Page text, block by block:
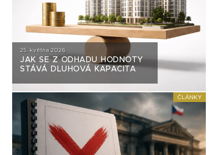
25. května 2026
JAK SE Z ODHADU HODNOTY
STÁVÁ DLUHOVÁ KAPACITA
ČLÁNKY